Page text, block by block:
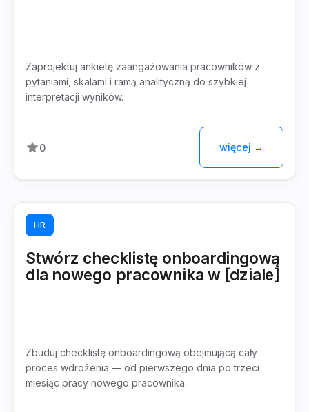
Zaprojektuj ankietę zaangażowania pracowników z
pytaniami, skalami i ramą analityczną do szybkiej
interpretacji wyników.
0 więcej →
HR
Stwórz checklistę onboardingową
dla nowego pracownika w [dziale]
Zbuduj checklistę onboardingową obejmującą cały
proces wdrożenia — od pierwszego dnia po trzeci
miesiąc pracy nowego pracownika.